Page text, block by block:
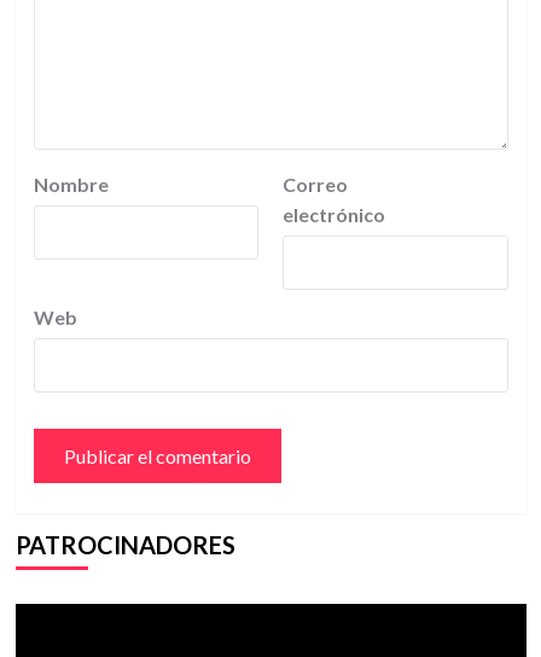
Nombre
Correo
electrónico
Web
PATROCINADORES